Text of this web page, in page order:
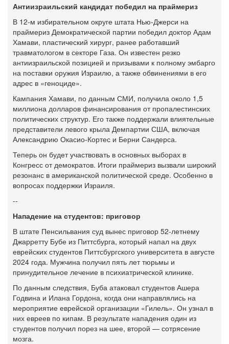
Антиизраильский кандидат победил на праймериз
В 12-м избирательном округе штата Нью-Джерси на
праймериз Демократической партии победил доктор Адам
Хамави, пластический хирург, ранее работавший
травматологом в секторе Газа. Он известен резко
антиизраильской позицией и призывами к полному эмбарго
на поставки оружия Израилю, а также обвинениями в его
адрес в «геноциде».
Кампания Хамави, по данным СМИ, получила около 1,5
миллиона долларов финансирования от пропалестинских
политических структур. Его также поддержали влиятельные
представители левого крыла Демпартии США, включая
Александрию Окасио-Кортес и Берни Сандерса.
Теперь он будет участвовать в основных выборах в
Конгресс от демократов. Итоги праймериз вызвали широкий
резонанс в американской политической среде. Особенно в
вопросах поддержки Израиля.
--
Нападение на студентов: приговор
В штате Пенсильвания суд вынес приговор 52-летнему
Джарретту Бубе из Питтсбурга, который напал на двух
еврейских студентов Питтсбургского университета в августе
2024 года. Мужчина получил пять лет тюрьмы и
принудительное лечение в психиатрической клинике.
По данным следствия, Буба атаковал студентов Ашера
Годвина и Илана Гордона, когда они направлялись на
мероприятие еврейской организации «Гилель». Он узнал в
них евреев по кипам. В результате нападения один из
студентов получил порез на шее, второй — сотрясение
мозга.